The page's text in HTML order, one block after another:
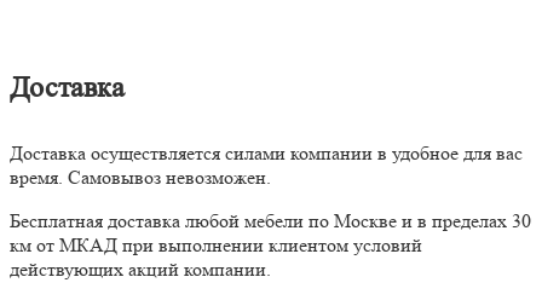
Доставка
Доставка осуществляется силами компании в удобное для вас
время. Самовывоз невозможен.
Бесплатная доставка любой мебели по Москве и в пределах 30
км от МКАД при выполнении клиентом условий
действующих акций компании.